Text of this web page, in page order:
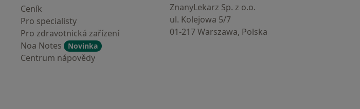
Ceník
Pro specialisty
Pro zdravotnická zařízení
Noa Notes
Novinka
Centrum nápovědy
ZnanyLekarz Sp. z o.o.
ul. Kolejowa 5/7
01-217 Warszawa, Polska